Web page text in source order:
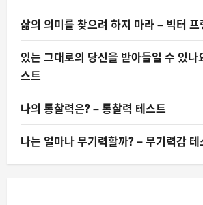
삶의 의미를 찾으려 하지 마라 – 빅터 프
있는 그대로의 당신을 받아들일 수 있나
스트
나의 통찰력은? – 통찰력 테스트
나는 얼마나 무기력할까? – 무기력감 테